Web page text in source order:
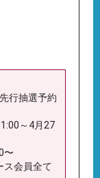
行抽選予約
～4月27
〜
ス会員全て